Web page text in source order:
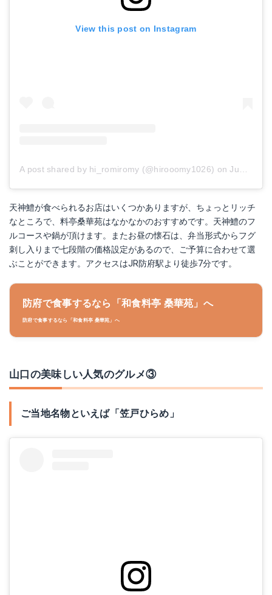
View this post on Instagram
A post shared by hi_romiromy (@hirooomy1026) onJun 17, 2017 at 2:07am PDT
天神鱧が食べられるお店はいくつかありますが、ちょっとリッチ
なところで、料亭桑華苑はなかなかのおすすめです。天神鱧のフ
ルコースや鍋が頂けます。またお昼の懐石は、弁当形式からフグ
刺し入りまで七段階の価格設定があるので、ご予算に合わせて選
ぶことができます。アクセスはJR防府駅より徒歩7分です。
防府で食事するなら「和食料亭 桑華苑」へ
防府で食事するなら「和食料亭 桑華苑」へ
山口の美味しい人気のグルメ③
ご当地名物といえば「笠戸ひらめ」